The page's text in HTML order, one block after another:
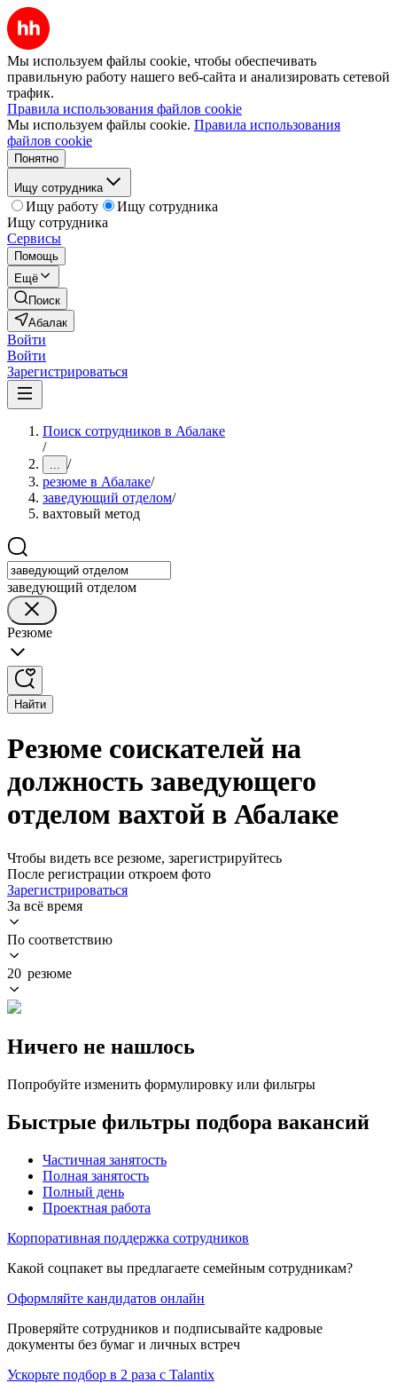
Мы используем файлы cookie, чтобы обеспечивать
правильную работу нашего веб-сайта и анализировать сетевой
трафик.
Правила использования файлов cookie
Мы используем файлы cookie. Правила использования
файлов cookie
Понятно
Ищу сотрудника
Ищу работу
Ищу сотрудника
Ищу сотрудника
Сервисы
Помощь
Ещё
Поиск
Абалак
Войти
Войти
Зарегистрироваться
Поиск сотрудников в Абалаке
/
... /
резюме в Абалаке/
заведующий отделом/
вахтовый метод
заведующий отделом
Резюме
Найти
Резюме соискателей на
должность заведующего
отделом вахтой в Абалаке
Чтобы видеть все резюме, зарегистрируйтесь
После регистрации откроем фото
Зарегистрироваться
За всё время
По соответствию
20 резюме
Ничего не нашлось
Попробуйте изменить формулировку или фильтры
Быстрые фильтры подбора вакансий
Частичная занятость
Полная занятость
Полный день
Проектная работа
Корпоративная поддержка сотрудников
Какой соцпакет вы предлагаете семейным сотрудникам?
Оформляйте кандидатов онлайн
Проверяйте сотрудников и подписывайте кадровые
документы без бумаг и личных встреч
Ускорьте подбор в 2 раза с Talantix